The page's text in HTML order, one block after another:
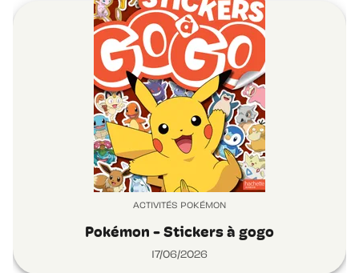
ACTIVITÉS POKÉMON
Pokémon - Stickers à gogo
17/06/2026